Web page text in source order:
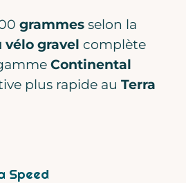
grammes selon la
vélo gravel complète
Continental
plus rapide auTerra
Speed